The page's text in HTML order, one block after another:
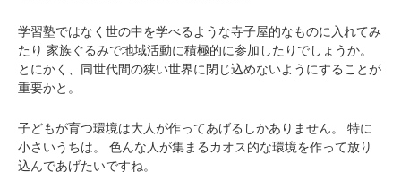
学習塾ではなく世の中を学べるような寺子屋的なものに入れてみ
たり 家族ぐるみで地域活動に積極的に参加したりでしょうか。
とにかく、同世代間の狭い世界に閉じ込めないようにすることが
重要かと。
子どもが育つ環境は大人が作ってあげるしかありません。
特に
小さいうちは。
色んな人が集まるカオス的な環境を作って放り
込んであげたいですね。